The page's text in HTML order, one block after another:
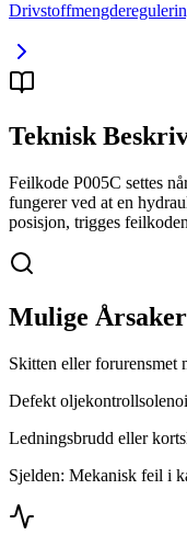
Teknisk
Feilkode P005C settes
fungerer ved at en
posisjon, trigges
Mulige Årsaker
Skitten eller forurensmet
Defekt
Ledningsbrudd eller
Sjelden: Mekanisk feil i